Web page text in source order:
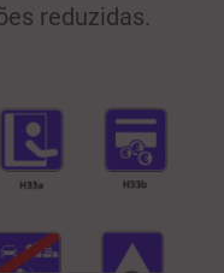
reduzidas.